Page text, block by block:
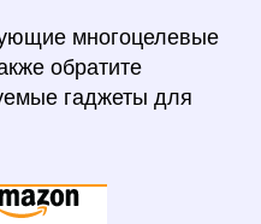
многоцелевые
обратите
гаджеты для